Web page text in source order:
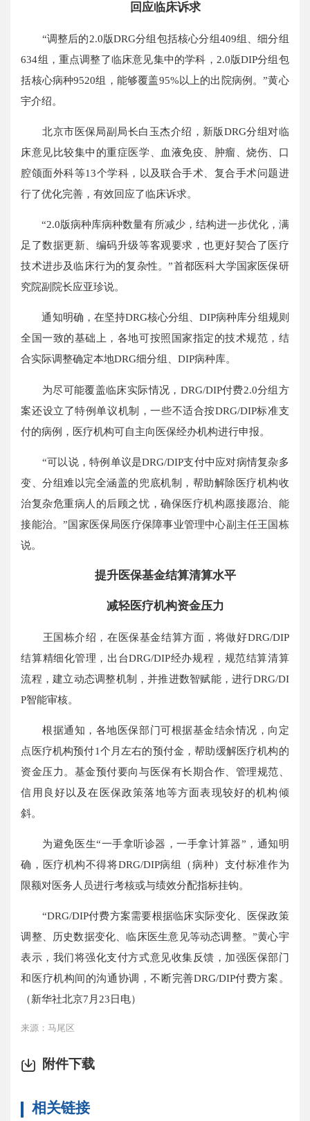
回应临床诉求
“调整后的2.0版DRG分组包括核心分组409组、细分组
634组，重点调整了临床意见集中的学科，2.0版DIP分组包
括核心病种9520组，能够覆盖95%以上的出院病例。”黄心
宇介绍。
北京市医保局副局长白玉杰介绍，新版DRG分组对临
床意见比较集中的重症医学、血液免疫、肿瘤、烧伤、口
腔颌面外科等13个学科，以及联合手术、复合手术问题进
行了优化完善，有效回应了临床诉求。
“2.0版病种库病种数量有所减少，结构进一步优化，满
足了数据更新、编码升级等客观要求，也更好契合了医疗
技术进步及临床行为的复杂性。”首都医科大学国家医保研
究院副院长应亚珍说。
通知明确，在坚持DRG核心分组、DIP病种库分组规则
全国一致的基础上，各地可按照国家指定的技术规范，结
合实际调整确定本地DRG细分组、DIP病种库。
为尽可能覆盖临床实际情况，DRG/DIP付费2.0分组方
案还设立了特例单议机制，一些不适合按DRG/DIP标准支
付的病例，医疗机构可自主向医保经办机构进行申报。
“可以说，特例单议是DRG/DIP支付中应对病情复杂多
变、分组难以完全涵盖的兜底机制，帮助解除医疗机构收
治复杂危重病人的后顾之忧，确保医疗机构愿接愿治、能
接能治。”国家医保局医疗保障事业管理中心副主任王国栋
说。
提升医保基金结算清算水平
减轻医疗机构资金压力
王国栋介绍，在医保基金结算方面，将做好DRG/DIP
结算精细化管理，出台DRG/DIP经办规程，规范结算清算
流程，建立动态调整机制，并推进数智赋能，进行DRG/DI
P智能审核。
根据通知，各地医保部门可根据基金结余情况，向定
点医疗机构预付1个月左右的预付金，帮助缓解医疗机构的
资金压力。基金预付要向与医保有长期合作、管理规范、
信用良好以及在医保政策落地等方面表现较好的机构倾
斜。
为避免医生“一手拿听诊器，一手拿计算器”，通知明
确，医疗机构不得将DRG/DIP病组（病种）支付标准作为
限额对医务人员进行考核或与绩效分配指标挂钩。
“DRG/DIP付费方案需要根据临床实际变化、医保政策
调整、历史数据变化、临床医生意见等动态调整。”黄心宇
表示，我们将强化支付方式意见收集反馈，加强医保部门
和医疗机构间的沟通协调，不断完善DRG/DIP付费方案。
（新华社北京7月23日电）
来源：马尾区
附件下载
相关链接